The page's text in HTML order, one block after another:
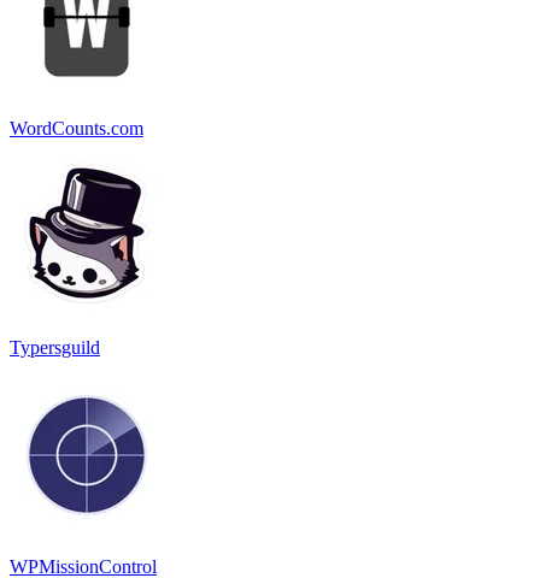
WordCounts.com
Typersguild
WPMissionControl